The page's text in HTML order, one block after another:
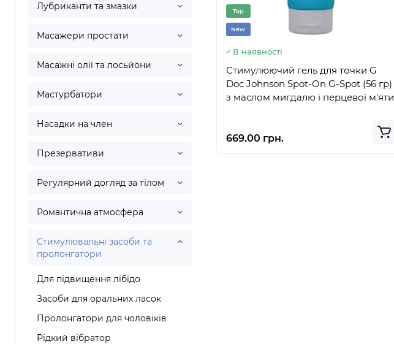
Лубриканти та змазки
Масажери простати
Масажні олії та лосьйони
Мастурбатори
Насадки на член
Презервативи
Регулярний догляд за тілом
Романтична атмосфера
Стимулювальні засоби та
пролонгатори
Для підвищення лібідо
Засоби для оральних ласок
Пролонгатори для чоловіків
Рідкий вібратор
Top
New
В наявності
Стимулюючий гель для точки G
Doc Johnson Spot-On G-Spot (56 гр)
з маслом мигдалю і перцевої м'яти
669.00 грн.